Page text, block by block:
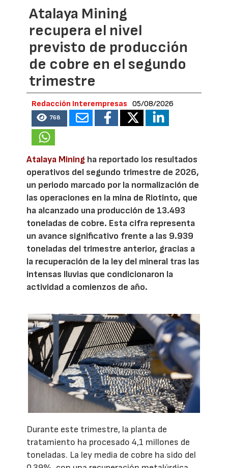
Atalaya Mining
recupera el nivel
previsto de producción
de cobre en el segundo
trimestre
Redacción Interempresas 05/08/2026
768
Atalaya Mining ha reportado los resultados
operativos del segundo trimestre de 2026,
un periodo marcado por la normalización de
las operaciones en la mina de Riotinto, que
ha alcanzado una producción de 13.493
toneladas de cobre. Esta cifra representa
un avance significativo frente a las 9.939
toneladas del trimestre anterior, gracias a
la recuperación de la ley del mineral tras las
intensas lluvias que condicionaron la
actividad a comienzos de año.
Durante este trimestre, la planta de
tratamiento ha procesado 4,1 millones de
toneladas. La ley media de cobre ha sido del